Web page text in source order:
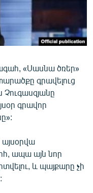
«Սասնա ծռեր»
գրավելուց
գրավոր
այսօրվա
ապա այն նոր
և պայքարը չի